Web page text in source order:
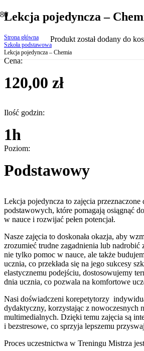
Produkt został dodany do
Lekcja pojedyncza –
Strona główna
Szkoła podstawowa
Lekcja pojedyncza – Chemia
Cena:
120,00 zł
Ilość godzin:
1h
Poziom:
Podstawowy
Lekcja pojedyncza to zajęcia przeznaczone
podstawowych, które pomagają osiągnąć
w nauce i rozwijać pełen potencjał.
Nasze zajęcia to doskonała okazja, aby
zrozumieć trudne zagadnienia lub nadrobić
nie tylko pomoc w nauce, ale także
ucznia, co przekłada się na jego sukcesy
elastycznemu podejściu, dostosowujemy
dnia ucznia, co pozwala na komfortowe
Nasi doświadczeni korepetytorzy
dydaktyczny, korzystając z nowoczesnych
multimedialnych. Dzięki temu zajęcia są
i bezstresowe, co sprzyja lepszemu
Proces uczestnictwa w Treningu Mistrza